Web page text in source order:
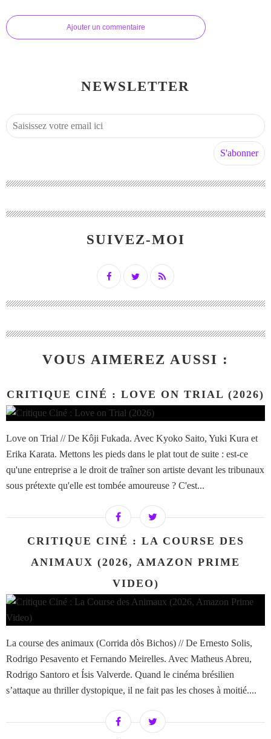
Ajouter un commentaire
NEWSLETTER
SUIVEZ-MOI
VOUS AIMEREZ AUSSI :
CRITIQUE CINÉ : LOVE ON TRIAL (2026)
Love on Trial // De Kôji Fukada. Avec Kyoko Saito, Yuki Kura et
Erika Karata. Mettons les pieds dans le plat tout de suite : est-ce
qu'une entreprise a le droit de traîner son artiste devant les tribunaux
sous prétexte qu'elle est tombée amoureuse ? C'est...
CRITIQUE CINÉ : LA COURSE DES
ANIMAUX (2026, AMAZON PRIME
VIDEO)
La course des animaux (Corrida dòs Bichos) // De Ernesto Solis,
Rodrigo Pesavento et Fernando Meirelles. Avec Matheus Abreu,
Rodrigo Santoro et Ísis Valverde. Quand le cinéma brésilien
s’attaque au thriller dystopique, il ne fait pas les choses à moitié....